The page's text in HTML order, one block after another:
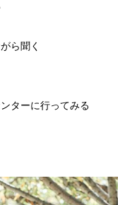
ら聞く
ターに行ってみる